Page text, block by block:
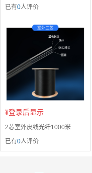
已有0人评价
¥登录后显示
2芯室外皮线光纤1000米
已有0人评价